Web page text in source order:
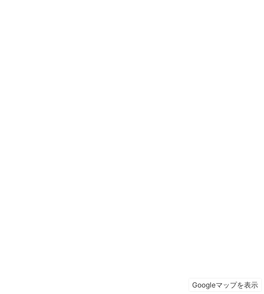
Googleマップを表示